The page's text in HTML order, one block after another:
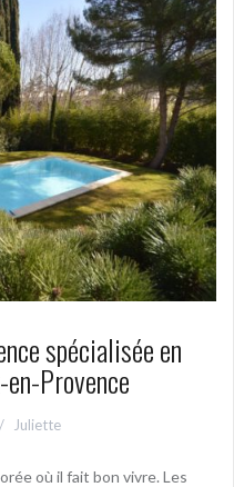
spécialisée en
Provence
Juliette
où il fait bon vivre. Les